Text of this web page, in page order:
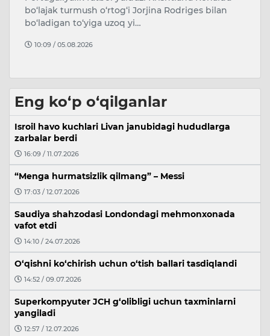
Prezident Shavkat Mirziyoyev davlat fuqarolik
mehnatga haq toʻlash shartlarini mu…
Eng ko‘p o‘qilganlar
Isroil havo kuchlari Livan janubidagi hududlarga
zarbalar berdi
16:09 / 11.07.2026
“Menga hurmatsizlik qilmang” – Messi
17:03 / 12.07.2026
Saudiya shahzodasi Londondagi mehmonxonada
vafot etdi
14:10 / 24.07.2026
O‘qishni ko‘chirish uchun o‘tish ballari tasdiqlandi
14:52 / 09.07.2026
Superkompyuter JCH g‘olibligi uchun taxminlarni
yangiladi
12:57 / 12.07.2026